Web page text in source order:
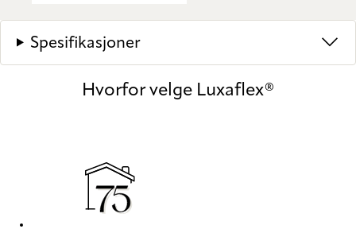
Spesifikasjoner
Hvorfor velge Luxaflex®